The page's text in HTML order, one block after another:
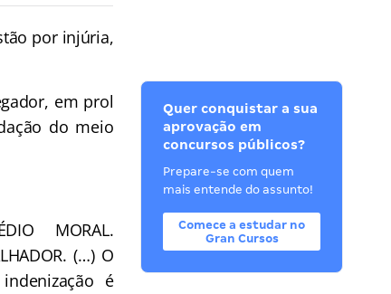
por injúria,
em prol
do meio
MORAL.
(…) O
é
Quer conquistar a sua
aprovação em
concursos públicos?
Prepare-se com quem
mais entende do assunto!
Comece a estudar no
Gran Cursos